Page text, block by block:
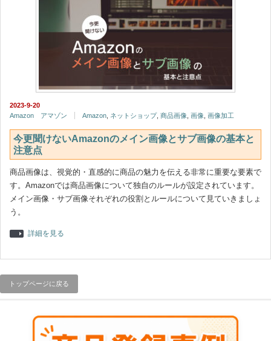
2023-9-20
Amazon アマゾン
Amazon ネットショップ, 商品画像 画像 画像加工
今更聞けないAmazonのメイン画像とサブ画像の基本と
注意点
商品画像は、視覚的・直感的に商品の魅力を伝える非常に重要な要素で
す。Amazonでは商品画像について独自のルールが設定されています。
メイン画像・サブ画像それぞれの役割とルールについて見ていきましょ
う。
詳細を見る
トップページに戻る